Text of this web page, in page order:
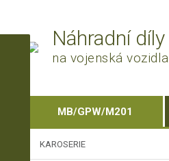
Náhradní díly
na vojenská vozidla
MB/GPW/M201
KAROSERIE